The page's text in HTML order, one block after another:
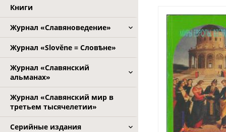
Книги
Журнал «Славяноведение»
Журнал «Slověne = Словѣне»
Журнал «Славянский
альманах»
Журнал «Славянский мир в
третьем тысячелетии»
Серийные издания